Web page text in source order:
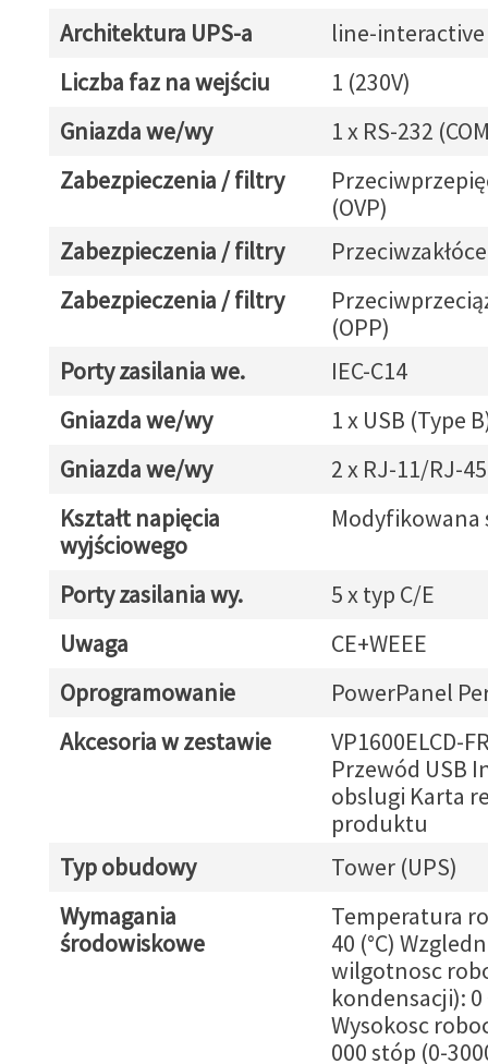
Architektura UPS-a
line-interactive
Liczba faz na wejściu
1 (230V)
Gniazda we/wy
1 x RS-232
Zabezpieczenia / filtry
(OVP)
Zabezpieczenia / filtry
Zabezpieczenia / filtry
(OPP)
Porty zasilania we.
IEC-C14
Gniazda we/wy
1 x USB (Type
Gniazda we/wy
2 x RJ-11/RJ-45
Kształt napięcia
wyjściowego
Modyfikowana
Porty zasilania wy.
5 x typ C/E
Uwaga
CE+WEEE
Oprogramowanie
PowerPanel
Akcesoria w zestawie
VP1600ELCD-
Przewód USB
obslugi Karta
produktu
Typ obudowy
Tower (UPS)
Wymagania
środowiskowe
Temperatura
40 (°C)
wilgotnosc
kondensacji): 0
Wysokosc
000 stóp (0-